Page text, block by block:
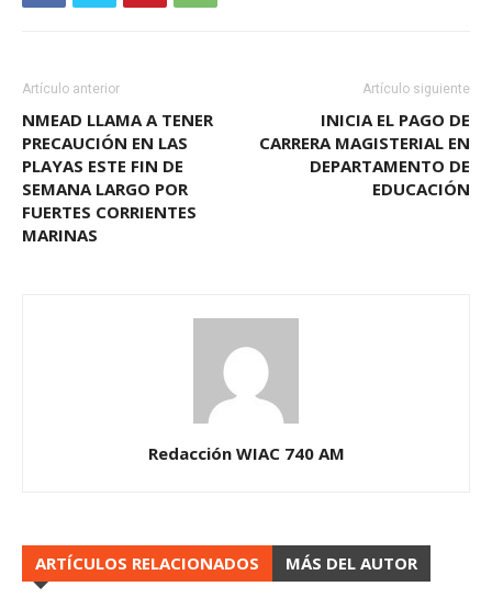
Artículo anterior
NMEAD LLAMA A TENER
PRECAUCIÓN EN LAS
PLAYAS ESTE FIN DE
SEMANA LARGO POR
FUERTES CORRIENTES
MARINAS
Artículo siguiente
INICIA EL PAGO DE
CARRERA MAGISTERIAL EN
DEPARTAMENTO DE
EDUCACIÓN
Redacción WIAC 740 AM
ARTÍCULOS RELACIONADOS MÁS DEL AUTOR